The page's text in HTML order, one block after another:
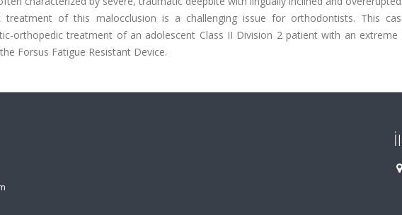
treatment of this malocclusion is a challenging issue for orthodontists. This
orthopedic treatment of an adolescent Class II Division 2 patient with an extreme
Forsus Fatigue Resistant Device.